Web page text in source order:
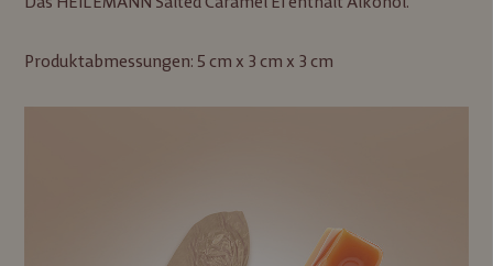
Produktabmessungen: 5 cm x 3 cm x 3 cm